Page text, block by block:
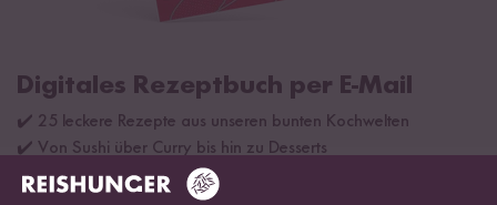
Digitales Rezeptbuch per E-Mail
✔️ 25 leckere Rezepte aus unseren bunten Kochwelten
✔️ Von Sushi über Curry bis hin zu Desserts
✔️ Inklusive Tipps & Tricks für die Zubereitung